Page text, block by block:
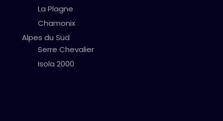
La Plagne
Chamonix
Alpes du Sud
Serre Chevalier
Isola 2000